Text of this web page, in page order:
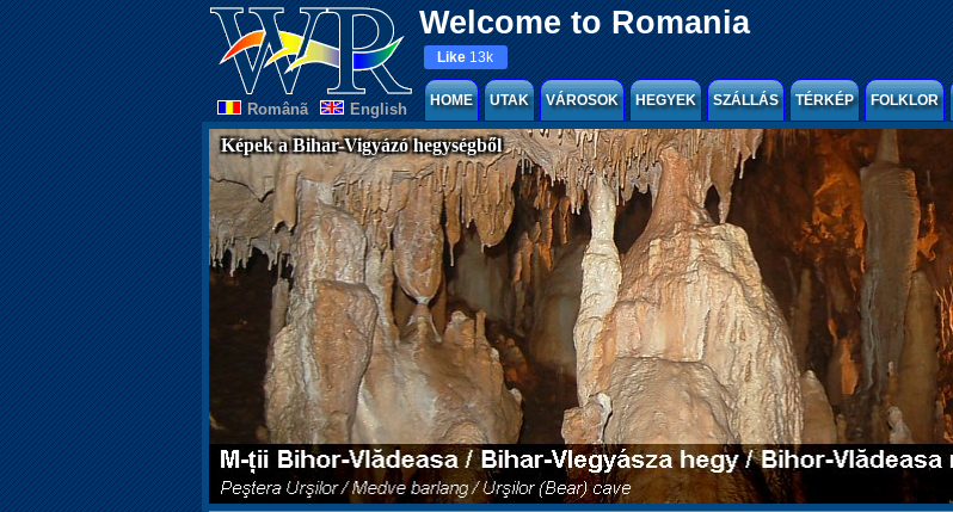
Welcome to Romania
Românã English
Like 13k
HOME UTAK VÁROSOK HEGYEK SZÁLLÁS TÉRKÉP FOLKLOR
Képek a Bihar-Vigyázó hegységből